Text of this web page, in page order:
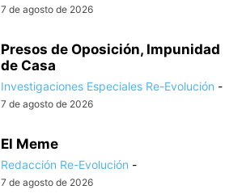
7 de agosto de 2026
Presos de Oposición, Impunidad
de Casa
Investigaciones Especiales Re-Evolución -
7 de agosto de 2026
El Meme
Redacción Re-Evolución -
7 de agosto de 2026